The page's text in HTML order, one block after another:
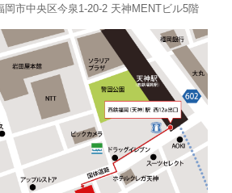
岡市中央区今泉1-20-2 天神MENTビル5階